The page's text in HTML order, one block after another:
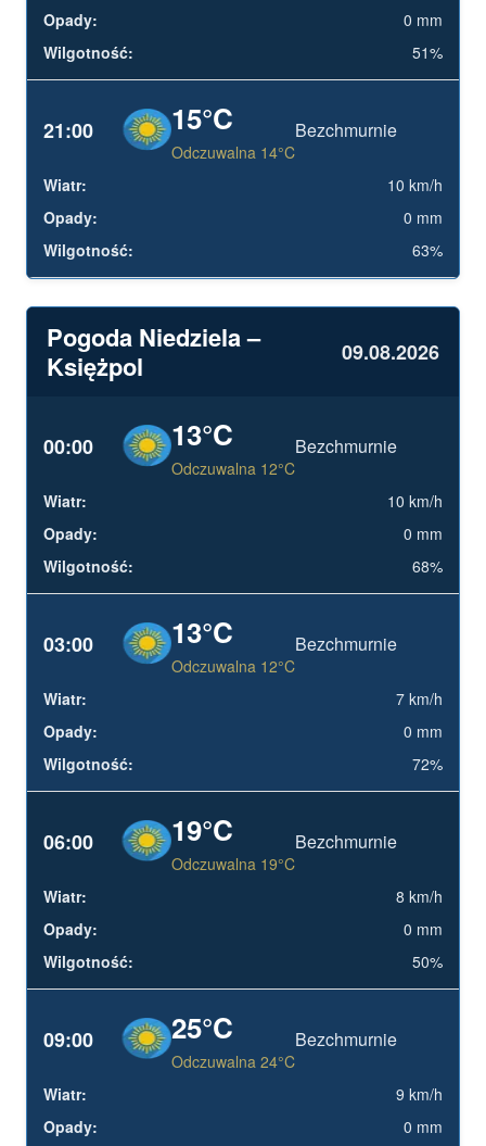
0 mm
51%
21:00 15°C
Odczuwalna 14°C
Bezchmurnie
10 km/h
0 mm
63%
Pogoda Niedziela –
Księżpol
09.08.2026
00:00 13°C
Odczuwalna 12°C
Bezchmurnie
10 km/h
0 mm
68%
03:00 13°C
Odczuwalna 12°C
Bezchmurnie
7 km/h
0 mm
72%
06:00 19°C
Odczuwalna 19°C
Bezchmurnie
8 km/h
0 mm
50%
09:00 25°C
Odczuwalna 24°C
Bezchmurnie
9 km/h
0 mm